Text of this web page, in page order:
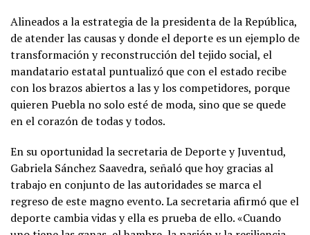
Alineados a la estrategia de la presidenta de la República,
de atender las causas y donde el deporte es un ejemplo de
transformación y reconstrucción del tejido social, el
mandatario estatal puntualizó que con el estado recibe
con los brazos abiertos a las y los competidores, porque
quieren Puebla no solo esté de moda, sino que se quede
en el corazón de todas y todos.
En su oportunidad la secretaria de Deporte y Juventud,
Gabriela Sánchez Saavedra, señaló que hoy gracias al
trabajo en conjunto de las autoridades se marca el
regreso de este magno evento. La secretaria afirmó que el
deporte cambia vidas y ella es prueba de ello. «Cuando